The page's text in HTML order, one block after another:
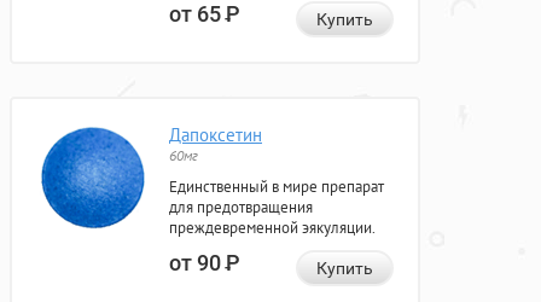
от 65Р Купить
Дапоксетин
60мг
Единственный в мире препарат
для предотвращения
преждевременной эякуляции.
от 90Р Купить